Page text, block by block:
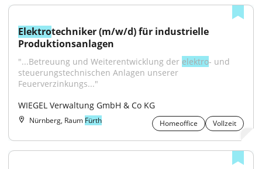
Elektrotechniker (m/w/d) für industrielle
Produktionsanlagen
"...Betreuung und Weiterentwicklung der elektro- und
steuerungstechnischen Anlagen unserer
Feuerverzinkungs..."
WIEGEL Verwaltung GmbH & Co KG
Nürnberg, Raum Fürth Homeoffice Vollzeit